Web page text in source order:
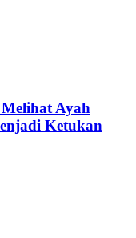
Ayah
Ketukan